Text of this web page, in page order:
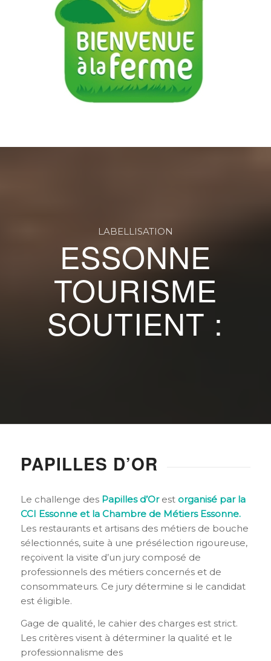
LABELLISATION
ESSONNE
TOURISME
SOUTIENT :
PAPILLES D’OR
Le challenge desPapilles d’Orest organisé par la
CCI Essonne et la Chambre de Métiers Essonne.
Les restaurants et artisans des métiers de bouche
sélectionnés, suite à une présélection rigoureuse,
reçoivent la visite d’un jury composé de
professionnels des métiers concernés et de
consommateurs. Ce jury détermine si le candidat
est éligible.
Gage de qualité, le cahier des charges est strict.
Les critères visent à déterminer la qualité et le
professionnalisme des